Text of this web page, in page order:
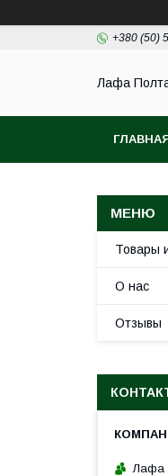
+380 (50)
Лафа
Товары
О нас
Отзывы
Лафа